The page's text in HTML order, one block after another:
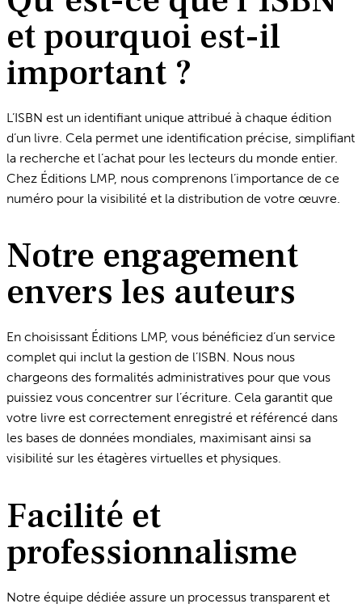
et pourquoi est-il
important ?
L’ISBN est un identifiant unique attribué à chaque édition
d’un livre. Cela permet une identification précise, simplifiant
la recherche et l’achat pour les lecteurs du monde entier.
Chez Éditions LMP, nous comprenons l’importance de ce
numéro pour la visibilité et la distribution de votre œuvre.
Notre engagement
envers les auteurs
En choisissant Éditions LMP, vous bénéficiez d’un service
complet qui inclut la gestion de l’ISBN. Nous nous
chargeons des formalités administratives pour que vous
puissiez vous concentrer sur l’écriture. Cela garantit que
votre livre est correctement enregistré et référencé dans
les bases de données mondiales, maximisant ainsi sa
visibilité sur les étagères virtuelles et physiques.
Facilité et
professionnalisme
Notre équipe dédiée assure un processus transparent et